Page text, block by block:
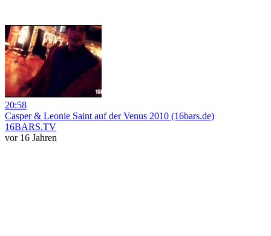
20:58
Casper & Leonie Saint auf der Venus 2010 (16bars.de)
16BARS.TV
vor 16 Jahren